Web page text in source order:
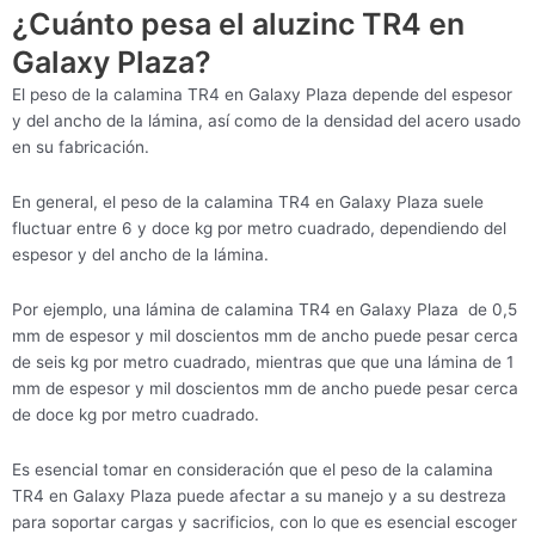
¿Cuánto pesa el aluzinc TR4 en
Galaxy Plaza?
El peso de la calamina TR4 en Galaxy Plaza depende del espesor
y del ancho de la lámina, así como de la densidad del acero usado
en su fabricación.
En general, el peso de la calamina TR4 en Galaxy Plaza suele
fluctuar entre 6 y doce kg por metro cuadrado, dependiendo del
espesor y del ancho de la lámina.
Por ejemplo, una lámina de calamina TR4 en Galaxy Plaza de 0,5
mm de espesor y mil doscientos mm de ancho puede pesar cerca
de seis kg por metro cuadrado, mientras que que una lámina de 1
mm de espesor y mil doscientos mm de ancho puede pesar cerca
de doce kg por metro cuadrado.
Es esencial tomar en consideración que el peso de la calamina
TR4 en Galaxy Plaza puede afectar a su manejo y a su destreza
para soportar cargas y sacrificios, con lo que es esencial escoger